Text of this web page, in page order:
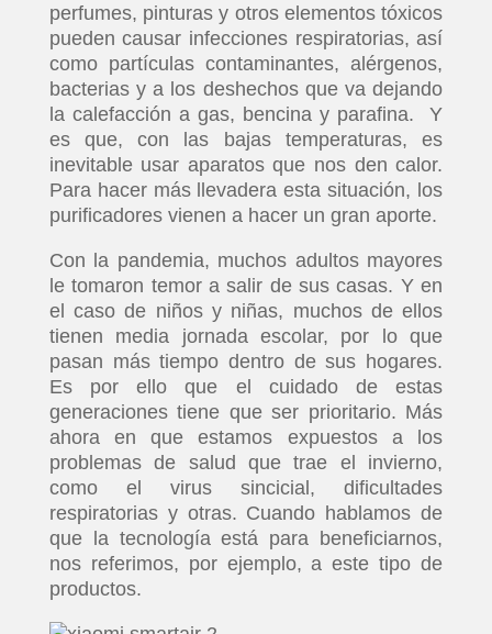
perfumes, pinturas y otros elementos tóxicos
pueden causar infecciones respiratorias, así
como partículas contaminantes, alérgenos,
bacterias y a los deshechos que va dejando
la calefacción a gas, bencina y parafina. Y
es que, con las bajas temperaturas, es
inevitable usar aparatos que nos den calor.
Para hacer más llevadera esta situación, los
purificadores vienen a hacer un gran aporte.
Con la pandemia, muchos adultos mayores
le tomaron temor a salir de sus casas. Y en
el caso de niños y niñas, muchos de ellos
tienen media jornada escolar, por lo que
pasan más tiempo dentro de sus hogares.
Es por ello que el cuidado de estas
generaciones tiene que ser prioritario. Más
ahora en que estamos expuestos a los
problemas de salud que trae el invierno,
como el virus sincicial, dificultades
respiratorias y otras. Cuando hablamos de
que la tecnología está para beneficiarnos,
nos referimos, por ejemplo, a este tipo de
productos.